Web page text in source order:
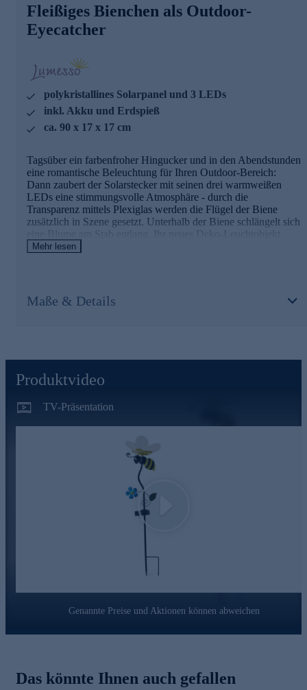
Solar Gartenstecker "Plexiglas Biene"
mit Erdspieß und Akku
3 integrierte LEDs
ca. 90 cm hoch
Ein/Aus-Schalter
Schutzklasse IP 65 (= Gerät ist vollständig staubdicht
und vollständig gegen Berührung geschützt, Schutz
gegen Strahlwasser aus allen Richtungen)
Bestellen Sie die hübsche Outdoor-Deko gleich bequem
online.
Fleißiges Bienchen als Outdoor-
Eyecatcher
polykristallines Solarpanel und 3 LEDs
inkl. Akku und Erdspieß
ca. 90 x 17 x 17 cm
Tagsüber ein farbenfroher Hingucker und in den Abendstunden
eine romantische Beleuchtung für Ihren Outdoor-Bereich:
Dann zaubert der Solarstecker mit seinen drei warmweißen
LEDs eine stimmungsvolle Atmosphäre - durch die
Transparenz mittels Plexiglas werden die Flügel der Biene
zusätzlich in Szene gesetzt. Unterhalb der Biene schlängelt sich
eine Blume am Stab entlang. Ihr neues Deko-Leuchtobjekt
kommt komplett mit polykristallinem Solarpanel, integriertem
Die Details in der Übersicht
3 integrierte LEDs
ca. 90 cm hoch
Leuchtdauer: ca. 6-8 Stunden
Schutzklasse IP 65 (= Gerät ist vollständig staubdicht und
vollständig gegen Berührung geschützt, Schutz gegen
Bestellen Sie die hübsche Outdoor-Deko gleich bequem
Mehr lesen
Maße & Details
Produktvideo
TV-Präsentation
Genannte Preise und Aktionen können abweichen
Das könnte Ihnen auch gefallen